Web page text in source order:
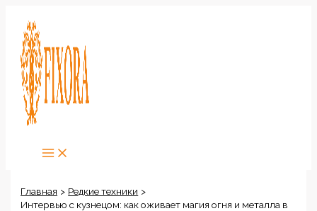
содержимому
Главная
Редкие техники
Интервью с кузнецом: как оживает магия огня и металла в